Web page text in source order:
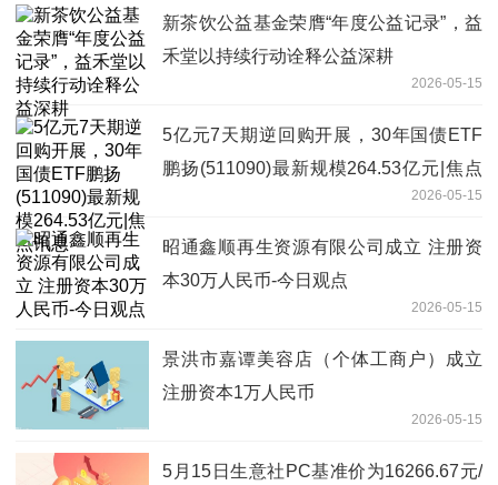
新茶饮公益基金荣膺“年度公益记录”，益
禾堂以持续行动诠释公益深耕
2026-05-15
5亿元7天期逆回购开展，30年国债ETF
鹏扬(511090)最新规模264.53亿元|焦点
2026-05-15
昭通鑫顺再生资源有限公司成立 注册资
本30万人民币-今日观点
2026-05-15
景洪市嘉谭美容店（个体工商户）成立
注册资本1万人民币
2026-05-15
5月15日生意社PC基准价为16266.67元/